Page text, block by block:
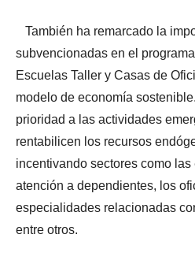
También ha remarcado la
subvencionadas en el
Escuelas Taller y Casas de
modelo de economía
prioridad a las actividades
rentabilicen los recursos
incentivando sectores como
atención a dependientes, los
especialidades relacionadas
entre otros.